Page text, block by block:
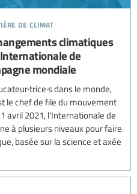
de climat
climatiques
de
mondiale
dans le monde,
le chef de file du mouvement
avril 2021, l'Internationale de
à plusieurs niveaux pour faire
basée sur la science et axée